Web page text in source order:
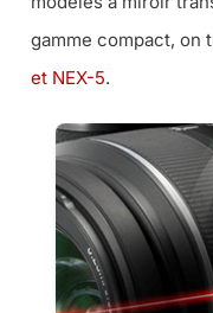
gamme compact, on
et NEX-5.